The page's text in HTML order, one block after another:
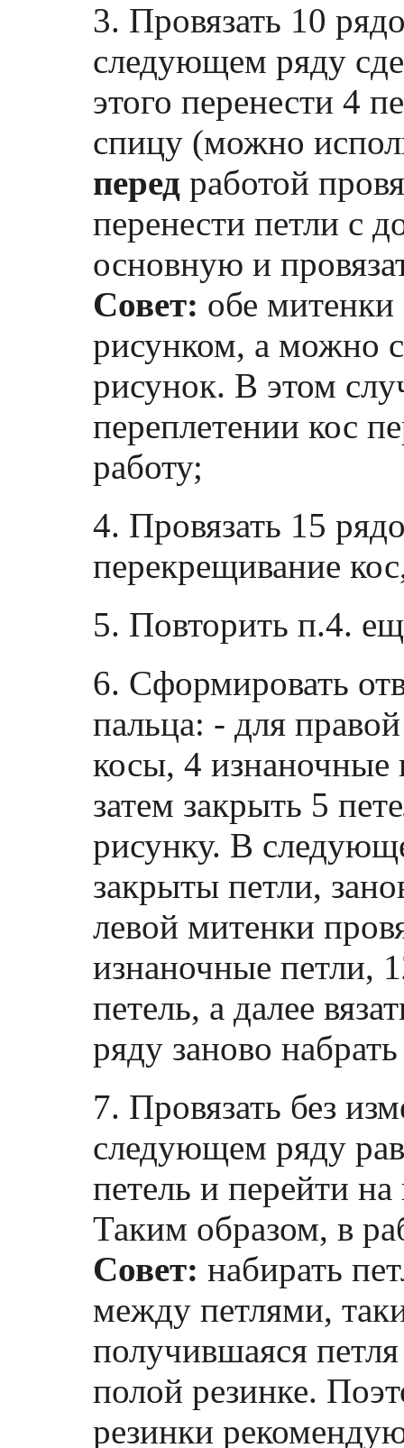
3. Провязать 10
следующем ряду
этого перенести 4
спицу (можно
перед работой
перенести петли с
основную и
Совет: обе
рисунком, а можно
рисунок. В этом
переплетении кос
работу;
4. Провязать 15
перекрещивание
5. Повторить п.4.
6. Сформировать
пальца: - для
косы, 4 изнаночные
затем закрыть 5
рисунку. В
закрыты петли,
левой митенки
изнаночные петли,
петель, а далее
ряду заново
7. Провязать без
следующем ряду
петель и перейти
Таким образом, в
Совет: набирать
между петлями,
получившаяся
полой резинке.
резинки